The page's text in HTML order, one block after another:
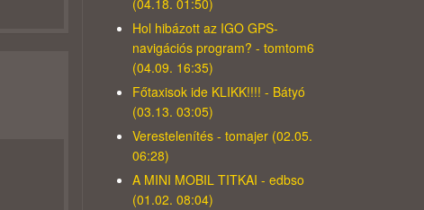
(04.18. 01:50)
Hol hibázott az IGO GPS-
navigációs program? - tomtom6
(04.09. 16:35)
Főtaxisok ide KLIKK!!!! - Bátyó
(03.13. 03:05)
Verestelenítés - tomajer (02.05.
06:28)
A MINI MOBIL TITKAI - edbso
(01.02. 08:04)